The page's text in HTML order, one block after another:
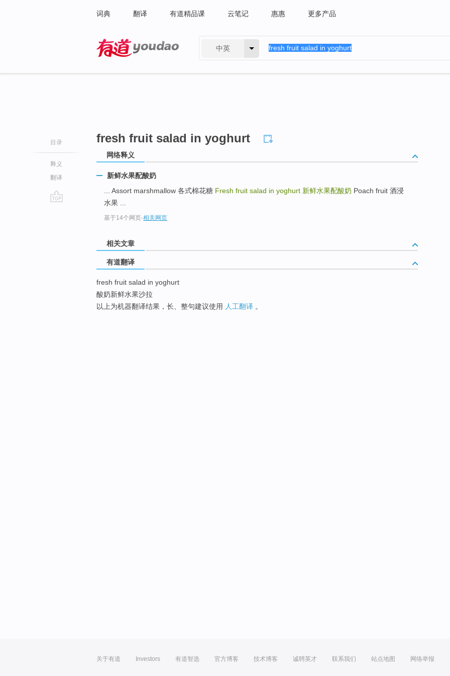
词典 翻译 有道精品课 云笔记 惠惠 更多产品
中英
目录
释义
翻译
fresh fruit salad in yoghurt
网络释义
新鲜水果配酸奶
... Assort marshmallow 各式棉花糖 Fresh fruit salad in yoghurt 新鲜水果配酸奶 Poach fruit 酒浸
水果 ...
基于14个网页-相关网页
相关文章
有道翻译
fresh fruit salad in yoghurt
酸奶新鲜水果沙拉
以上为机器翻译结果，长、整句建议使用 人工翻译 。
关于有道 Investors 有道智选 官方博客 技术博客 诚聘英才 联系我们 站点地图 网络举报